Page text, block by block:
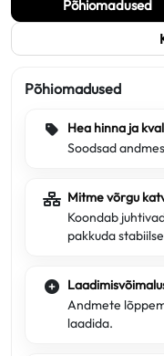
Põhiomadused
Põhiomadused
Hea hinna ja
Soodsad
Mitme võrgu
Koondab
pakkuda
Andmete
laadida.